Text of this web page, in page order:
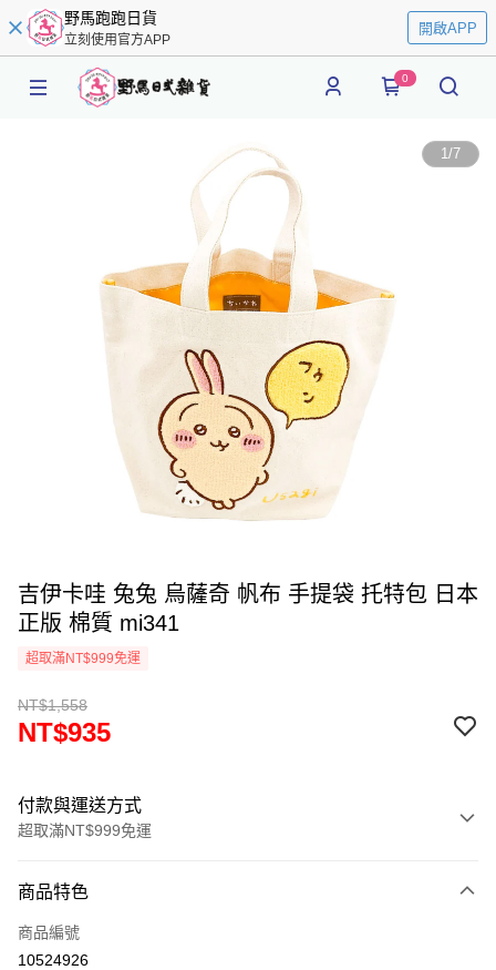
野馬跑跑日貨
立刻使用官方APP
開啟APP
0
1/7
吉伊卡哇 兔兔 烏薩奇 帆布 手提袋 托特包 日本
正版 棉質 mi341
超取滿NT$999免運
NT$1,558
NT$935
付款與運送方式
超取滿NT$999免運
信用卡一次付款
信用卡分期付款
商品特色
商品編號
10524926